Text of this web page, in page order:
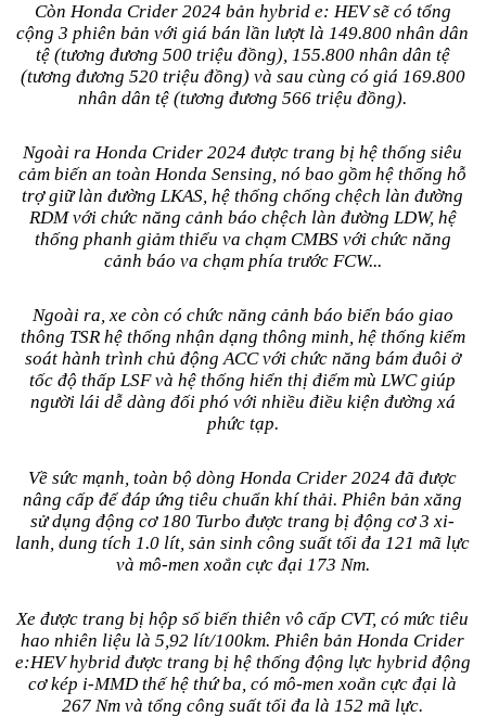
Còn Honda Crider 2024 bản hybrid e: HEV sẽ có tổng
cộng 3 phiên bản với giá bán lần lượt là 149.800 nhân dân
tệ (tương đương 500 triệu đồng), 155.800 nhân dân tệ
(tương đương 520 triệu đồng) và sau cùng có giá 169.800
nhân dân tệ (tương đương 566 triệu đồng).
Ngoài ra Honda Crider 2024 được trang bị hệ thống siêu
cảm biến an toàn Honda Sensing, nó bao gồm hệ thống hỗ
trợ giữ làn đường LKAS, hệ thống chống chệch làn đường
RDM với chức năng cảnh báo chệch làn đường LDW, hệ
thống phanh giảm thiểu va chạm CMBS với chức năng
cảnh báo va chạm phía trước FCW...
Ngoài ra, xe còn có chức năng cảnh báo biển báo giao
thông TSR hệ thống nhận dạng thông minh, hệ thống kiểm
soát hành trình chủ động ACC với chức năng bám đuôi ở
tốc độ thấp LSF và hệ thống hiển thị điểm mù LWC giúp
người lái dễ dàng đối phó với nhiều điều kiện đường xá
phức tạp.
Về sức mạnh, toàn bộ dòng Honda Crider 2024 đã được
nâng cấp để đáp ứng tiêu chuẩn khí thải. Phiên bản xăng
sử dụng động cơ 180 Turbo được trang bị động cơ 3 xi-
lanh, dung tích 1.0 lít, sản sinh công suất tối đa 121 mã lực
và mô-men xoắn cực đại 173 Nm.
Xe được trang bị hộp số biến thiên vô cấp CVT, có mức tiêu
hao nhiên liệu là 5,92 lít/100km. Phiên bản Honda Crider
e:HEV hybrid được trang bị hệ thống động lực hybrid động
cơ kép i-MMD thế hệ thứ ba, có mô-men xoắn cực đại là
267 Nm và tổng công suất tối đa là 152 mã lực.